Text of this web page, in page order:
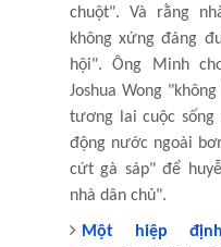
chuột". Và rằng
không xứng đáng
hội". Ông Minh
Joshua Wong
tương lai cuộc
động nước ngoài
cứt gà sáp" để
nhà dân chủ".
Một hiệp